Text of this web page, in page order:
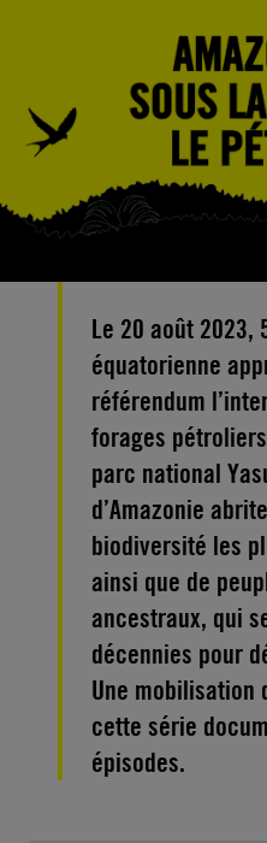
Le 20 août 2023,
équatorienne
référendum
forages
parc national
d’Amazonie
biodiversité les
ainsi que de
ancestraux, qui
décennies pour
Une mobilisation
cette série
épisodes.